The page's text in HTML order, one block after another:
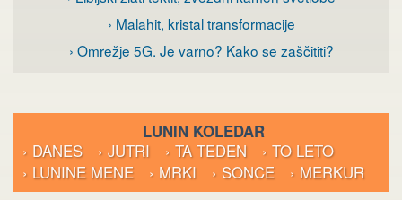
› Malahit, kristal transformacije
› Omrežje 5G. Je varno? Kako se zaščititi?
LUNIN KOLEDAR
› DANES
› JUTRI › TA TEDEN
› TO LETO
› LUNINE MENE
› MRKI › SONCE › MERKUR